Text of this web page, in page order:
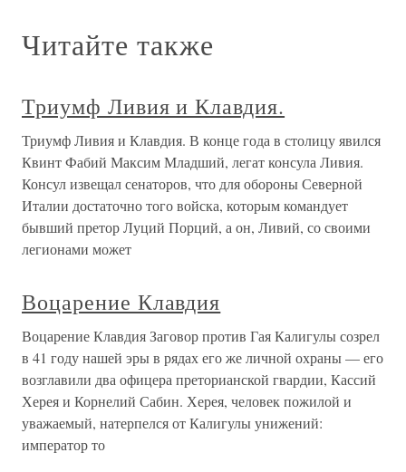
Читайте также
Триумф Ливия и Клавдия.
Триумф Ливия и Клавдия. В конце года в столицу явился
Квинт Фабий Максим Младший, легат консула Ливия.
Консул извещал сенаторов, что для обороны Северной
Италии достаточно того войска, которым командует
бывший претор Луций Порций, а он, Ливий, со своими
легионами может
Воцарение Клавдия
Воцарение Клавдия Заговор против Гая Калигулы созрел
в 41 году нашей эры в рядах его же личной охраны — его
возглавили два офицера преторианской гвардии, Кассий
Херея и Корнелий Сабин. Херея, человек пожилой и
уважаемый, натерпелся от Калигулы унижений:
император то